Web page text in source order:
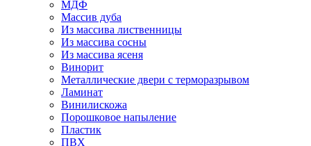
МДФ
Массив дуба
Из массива лиственницы
Из массива сосны
Из массива ясеня
Винорит
Металлические двери с терморазрывом
Ламинат
Винилискожа
Порошковое напыление
Пластик
ПВХ